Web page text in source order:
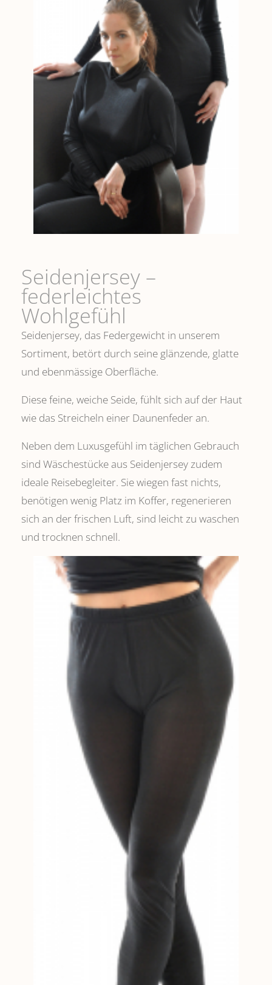
Seidenjersey –
federleichtes
Wohlgefühl
Seidenjersey, das Federgewicht in unserem
Sortiment, betört durch seine glänzende, glatte
und ebenmässige Oberfläche.
Diese feine, weiche Seide, fühlt sich auf der Haut
wie das Streicheln einer Daunenfeder an.
Neben dem Luxusgefühl im täglichen Gebrauch
sind Wäschestücke aus Seidenjersey zudem
ideale Reisebegleiter. Sie wiegen fast nichts,
benötigen wenig Platz im Koffer, regenerieren
sich an der frischen Luft, sind leicht zu waschen
und trocknen schnell.